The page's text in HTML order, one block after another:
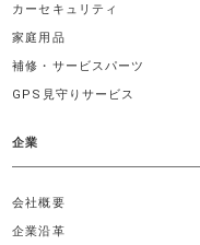
カーセキュリティ
家庭用品
補修・サービスパーツ
GPS見守りサービス
企業
会社概要
企業沿革